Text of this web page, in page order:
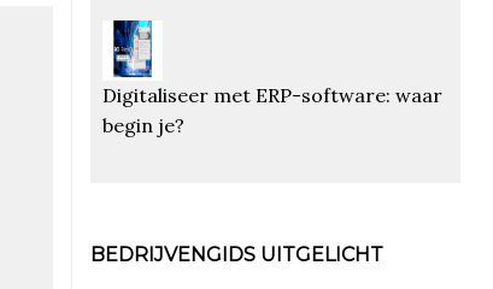
Digitaliseer met ERP-software: waar
begin je?
BEDRIJVENGIDS UITGELICHT